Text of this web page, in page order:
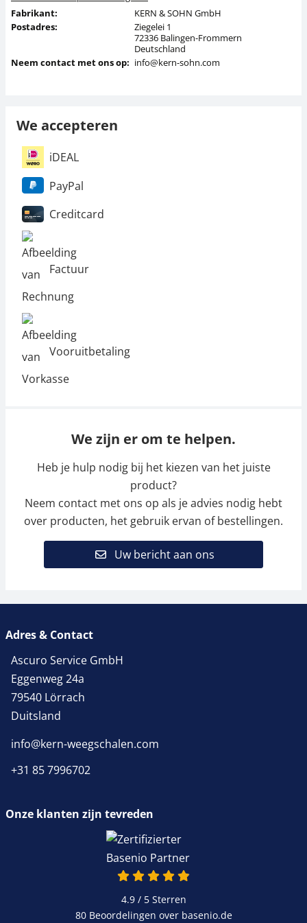
Fabrikant:
KERN & SOHN GmbH
Postadres:
Ziegelei 1
72336 Balingen-Frommern
Deutschland
Neem contact met ons op: info@kern-sohn.com
We accepteren
iDEAL
PayPal
Creditcard
Factuur
Vooruitbetaling
We zijn er om te helpen.
Heb je hulp nodig bij het kiezen van het juiste
product?
Neem contact met ons op als je advies nodig hebt
over producten, het gebruik ervan of bestellingen.
Uw bericht aan ons
Adres & Contact
Ascuro Service GmbH
Eggenweg 24a
79540 Lörrach
Duitsland
info@kern-weegschalen.com
+31 85 7996702
Onze klanten zijn tevreden
4.9 / 5Sterren
80 Beoordelingen over basenio.de